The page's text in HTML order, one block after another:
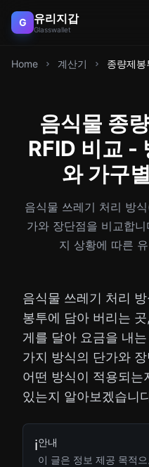
G 유리지갑
Glasswallet
Home 계산기 종량제봉
음식물 종
RFID 비교 -
와 가구
음식물 쓰레기 처리 방
가와 장단점을 비교합
지 상황에 따른
음식물 쓰레기 처리
봉투에 담아 버리는
게를 달아 요금을 내
가지 방식의 단가와
어떤 방식이 적용되는
있는지 알아보겠습니
ℹ️안내
이 글은 정보 제공 목적